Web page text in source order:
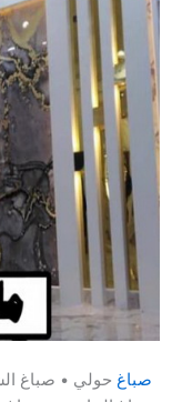
صباغ حولي • صباغ